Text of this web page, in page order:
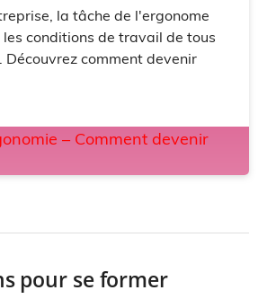
la tâche de l'ergonome
les conditions de travail de tous
Découvrez comment devenir
pour se former